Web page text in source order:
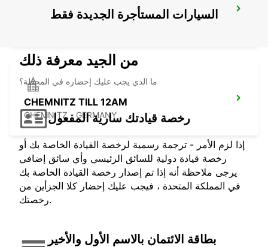
CHEMNITZ TILL 12AM
CHEMNITZ - GERMANY
السيارات المستأجرة الجديدة فقط
من الجيد معرفة ذلك
ما الذي يجب عليك إحضاره في المحطة؟
رخصة قيادتك سارية المفعول
إذا لزم الأمر - ترجمة رسمية لرخصة القيادة الخاصة بك أو
رخصة قيادة دولية للسائق الرئيسي وأي سائق إضافي
يرجى ملاحظة أنه إذا تم إصدار رخصة القيادة الخاصة بك
في المملكة المتحدة ، فيجب عليك إحضار كلا الجزأين من
رخصتك.
بطاقة الائتمان بالاسم الأول والأخير